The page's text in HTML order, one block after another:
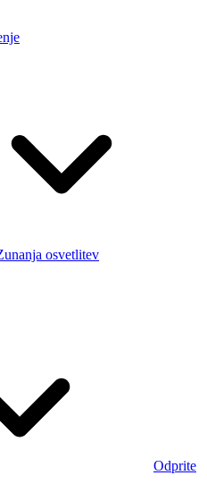
osvetlitev
Odprite